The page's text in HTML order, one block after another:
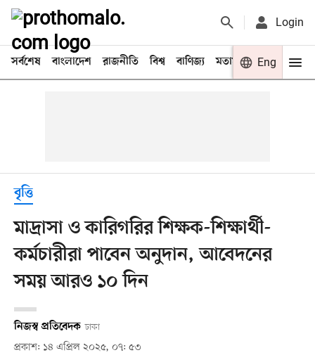
Login
সর্বশেষ বাংলাদেশ রাজনীতি বিশ্ব বাণিজ্য মতামত খেলা
Eng
বৃত্তি
মাদ্রাসা ও কারিগরির শিক্ষক-শিক্ষার্থী-
কর্মচারীরা পাবেন অনুদান, আবেদনের
সময় আরও ১০ দিন
নিজস্ব প্রতিবেদক ঢাকা
প্রকাশ: ১৪ এপ্রিল ২০২৫, ০৭: ৫৩